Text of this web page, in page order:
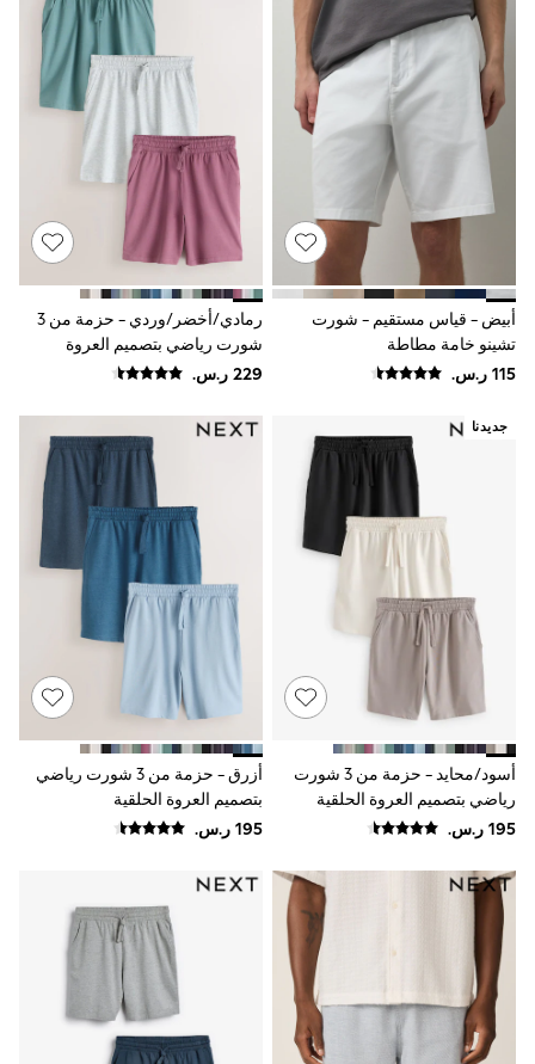
Smiggle
Eastpak
Bags & Backpacks
Caps
Belts
Jumpers
Polo Shirts
All Girls Sports & Swimwear
T-Shirts
Bags & Backpacks
Lunchboxes
Caps
Bags
Shirts
Polo Shirts
GIRLS
New In from Next
0-2 years
3-5 years
6-8 years
9-11 years
12-14 years
All Clothing
Coats & Jackets
Dresses
Holiday Shop
Jeans
Jumpsuits & Playsuits
All Girl's New In
Kid's Top Picks
Top & Bottom Sets
Summer Dresses
Polka Dots
Knitwear
Nightwear & Pyjamas
Occasionwear
Pants & Leggings
Sets & Outfits
Shirts & Blouses
Shorts & Skirts
أبيض - قياس مستقيم - شورت
تشينو خامة مطاطة
رمادي/أخضر/وردي - حزمة من 3
شورت رياضي بتصميم العروة
الحلقية
جديدنا
أسود/محايد - حزمة من 3 شورت
رياضي بتصميم العروة الحلقية
أزرق - حزمة من 3 شورت رياضي
بتصميم العروة الحلقية